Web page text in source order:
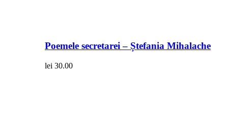
Poemele secretarei – Ștefania Mihalache
lei 30.00